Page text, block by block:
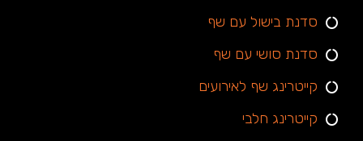
סדנת בישול עם שף
סדנת סושי עם שף
קייטרינג שף לאירועים
קייטרינג חלבי